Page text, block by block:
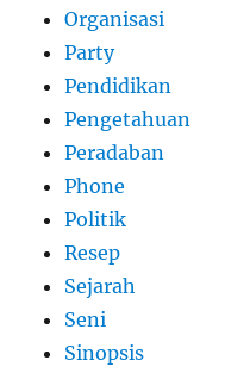
Organisasi
Party
Pendidikan
Pengetahuan
Peradaban
Phone
Politik
Resep
Sejarah
Seni
Sinopsis